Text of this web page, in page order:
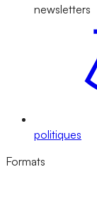
newsletters
politiques
Formats